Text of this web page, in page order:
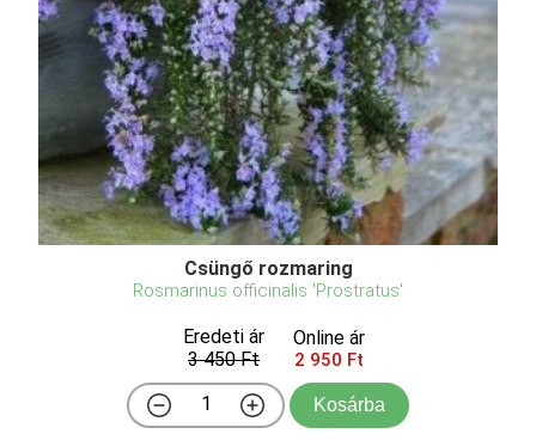
Csüngő rozmaring
Rosmarinus officinalis 'Prostratus'
Eredeti ár
3 450 Ft
Online ár
2 950 Ft
Kosárba